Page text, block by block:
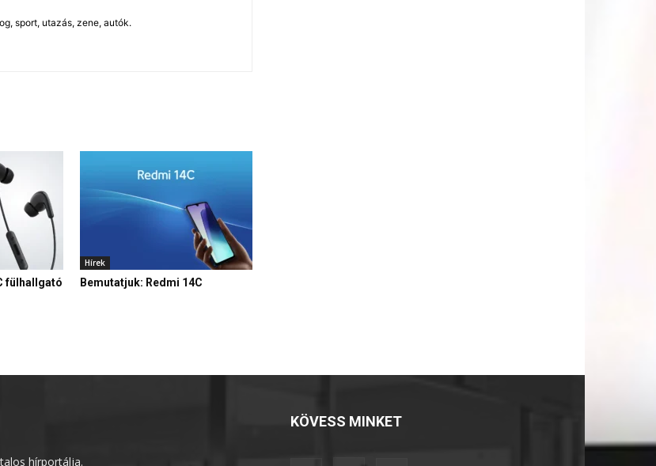
sport, utazás, zene, autók.
fülhallgató
Hírek
Bemutatjuk: Redmi 14C
hírportálja.
KÖVESS MINKET